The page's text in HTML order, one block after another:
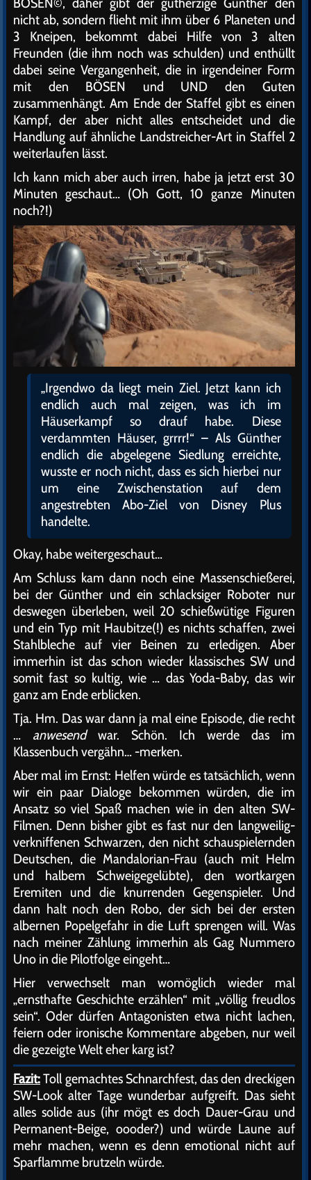
nicht ab, sondern flieht mit ihm über 6 Planeten und
3 Kneipen, bekommt dabei Hilfe von 3 alten
Freunden (die ihm noch was schulden) und enthüllt
dabei seine Vergangenheit, die in irgendeiner Form
mit den BÖSEN und UND den Guten
zusammenhängt. Am Ende der Staffel gibt es einen
Kampf, der aber nicht alles entscheidet und die
Handlung auf ähnliche Landstreicher-Art in Staffel 2
weiterlaufen lässt.
Ich kann mich aber auch irren, habe ja jetzt erst 30
Minuten geschaut… (Oh Gott, 10 ganze Minuten
noch?!)
„Irgendwo da liegt mein Ziel. Jetzt kann ich
endlich auch mal zeigen, was ich im
Häuserkampf so drauf habe. Diese
verdammten Häuser, grrrr!“ – Als Günther
endlich die abgelegene Siedlung erreichte,
wusste er noch nicht, dass es sich hierbei nur
um eine Zwischenstation auf dem
angestrebten Abo-Ziel von Disney Plus
handelte.
Okay, habe weitergeschaut…
Am Schluss kam dann noch eine Massenschießerei,
bei der Günther und ein schlacksiger Roboter nur
deswegen überleben, weil 20 schießwütige Figuren
und ein Typ mit Haubitze(!) es nichts schaffen, zwei
Stahlbleche auf vier Beinen zu erledigen. Aber
immerhin ist das schon wieder klassisches SW und
somit fast so kultig, wie … das Yoda-Baby, das wir
ganz am Ende erblicken.
Tja. Hm. Das war dann ja mal eine Episode, die recht
… anwesendwar. Schön. Ich werde das im
Klassenbuch vergähn… -merken.
Aber mal im Ernst: Helfen würde es tatsächlich, wenn
wir ein paar Dialoge bekommen würden, die im
Ansatz so viel Spaß machen wie in den alten SW-
Filmen. Denn bisher gibt es fast nur den langweilig-
verkniffenen Schwarzen, den nicht schauspielernden
Deutschen, die Mandalorian-Frau (auch mit Helm
und halbem Schweigegelübte), den wortkargen
Eremiten und die knurrenden Gegenspieler. Und
dann halt noch den Robo, der sich bei der ersten
albernen Popelgefahr in die Luft sprengen will. Was
nach meiner Zählung immerhin als Gag Nummero
Uno in die Pilotfolge eingeht…
Hier verwechselt man womöglich wieder mal
„ernsthafte Geschichte erzählen“ mit „völlig freudlos
sein“. Oder dürfen Antagonisten etwa nicht lachen,
feiern oder ironische Kommentare abgeben, nur weil
die gezeigte Welt eher karg ist?
Fazit:Toll gemachtes Schnarchfest, das den dreckigen
SW-Look alter Tage wunderbar aufgreift. Das sieht
alles solide aus (ihr mögt es doch Dauer-Grau und
Permanent-Beige, oooder?) und würde Laune auf
mehr machen, wenn es denn emotional nicht auf
Sparflamme brutzeln würde.